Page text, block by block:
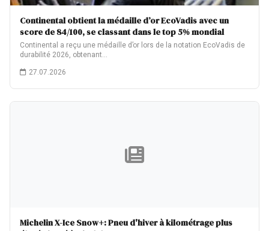
Continental obtient la médaille d’or EcoVadis avec un
score de 84/100, se classant dans le top 5% mondial
Continental a reçu une médaille d’or lors de la notation EcoVadis de
durabilité 2026, obtenant…
27.07.2026
Michelin X-Ice Snow+: Pneu d'hiver à kilométrage plus